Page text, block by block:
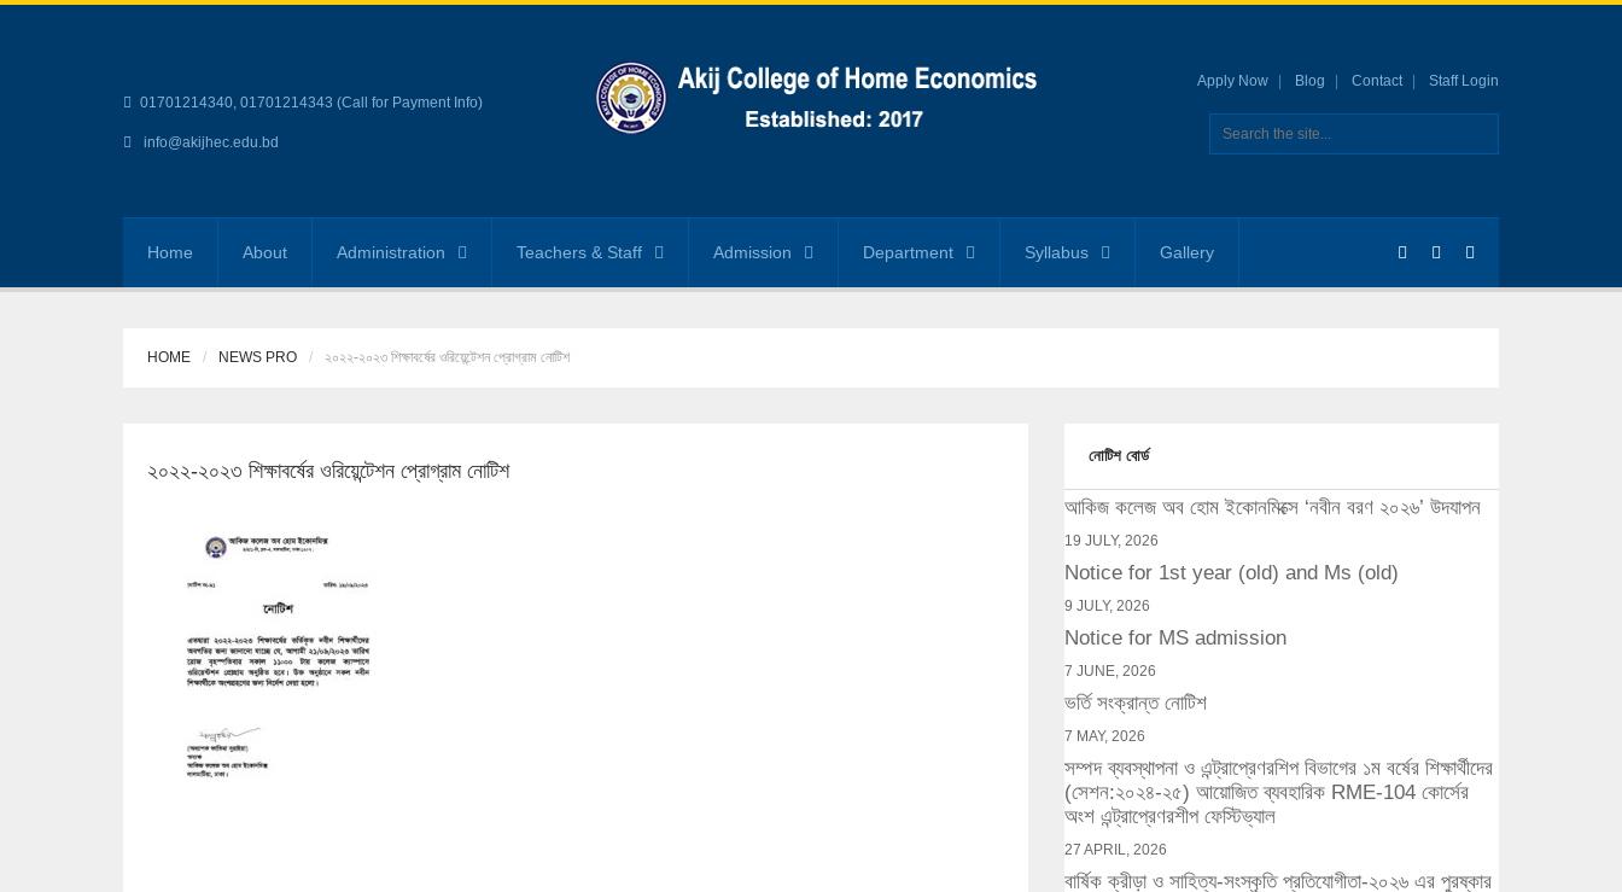
01701214340, 01701214343 (Call for Payment Info)
info@akijhec.edu.bd
Apply Now Blog Contact Staff Login
Home About Administration Teachers & Staff Admission Department Syllabus Gallery
HOME NEWS PRO ২০২২-২০২৩ শিক্ষাবর্ষের ওরিয়েন্টেশন প্রোগ্রাম নোটিশ
২০২২-২০২৩ শিক্ষাবর্ষের ওরিয়েন্টেশন প্রোগ্রাম নোটিশ
নোটিশ বোর্ড
আকিজ কলেজ অব হোম ইকোনমিক্সে ‘নবীন বরণ ২০২৬’ উদযাপন
19 JULY, 2026
Notice for 1st year (old) and Ms (old)
9 JULY, 2026
Notice for MS admission
7 JUNE, 2026
ভর্তি সংক্রান্ত নোটিশ
7 MAY, 2026
সম্পদ ব্যবস্থাপনা ও এন্ট্রাপ্রেণরশিপ বিভাগের ১ম বর্ষের শিক্ষার্থীদের
(সেশন:২০২৪-২৫) আয়োজিত ব্যবহারিক RME-104 কোর্সের
অংশ এন্ট্রাপ্রেণরশীপ ফেস্টিভ্যাল
27 APRIL, 2026
বার্ষিক ক্রীড়া ও সাহিত্য-সংস্কৃতি প্রতিযোগীতা-২০২৬ এর পুরষ্কার